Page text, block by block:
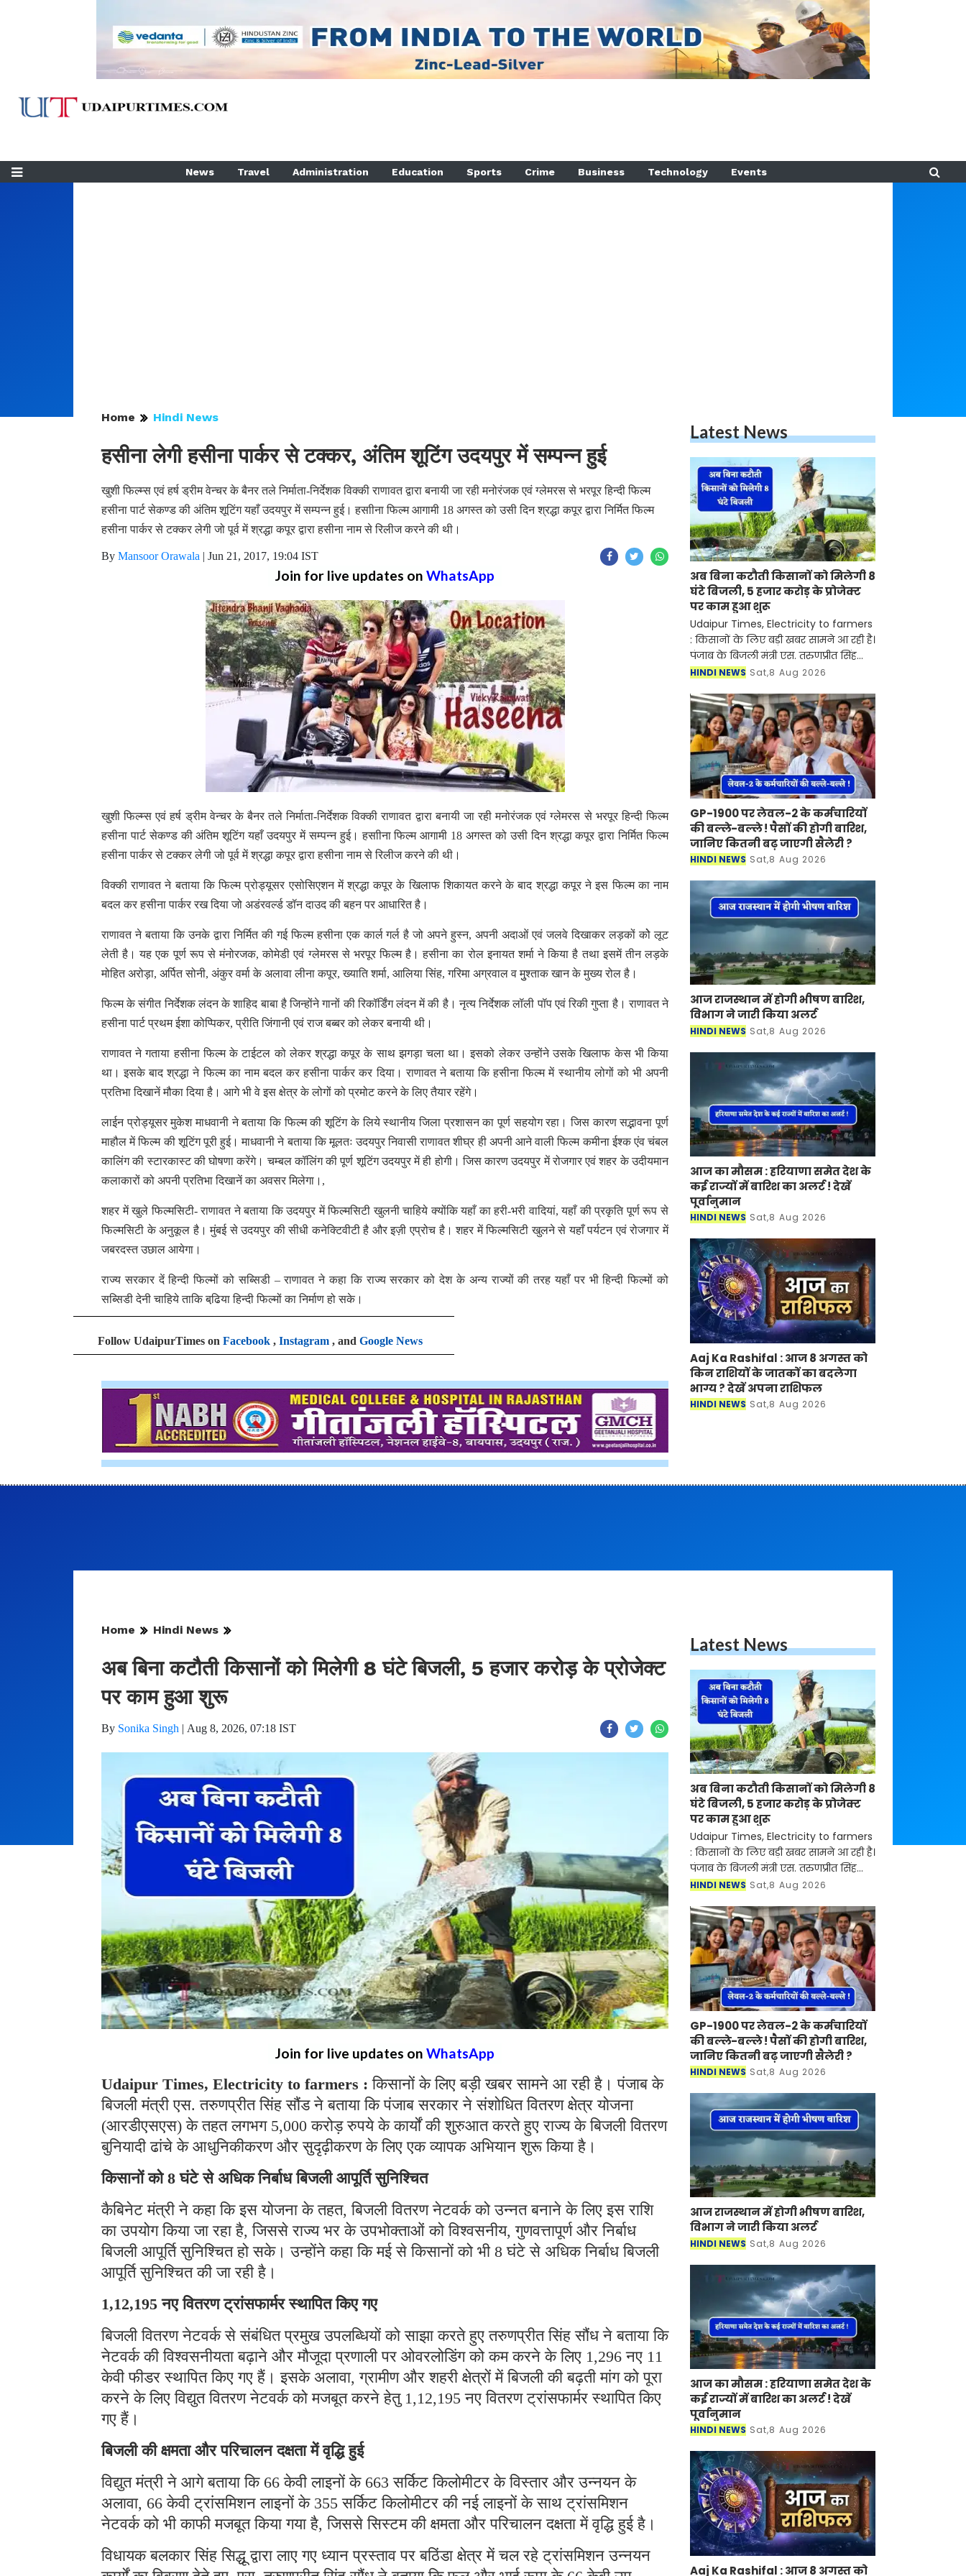
News Travel Administration Education Sports Crime Business Technology Events
Home Hindi News
हसीना लेगी हसीना पार्कर से टक्कर, अंतिम शूटिंग उदयपुर में सम्पन्न हुई
खुशी फिल्म्स एवं हर्ष ड्रीम वेन्चर के बैनर तले निर्माता-निर्देशक विक्की राणावत द्वारा बनायी जा रही मनोरंजक एवं ग्लेमरस से भरपूर हिन्दी फिल्म
हसीना पार्ट सेकण्ड की अंतिम शूटिंग यहाँ उदयपुर में सम्पन्न हुई। हसाीना फिल्म आगामी 18 अगस्त को उसी दिन श्रद्धा कपूर द्वारा निर्मित फिल्म
हसीना पार्कर से टक्कर लेगी जो पूर्व में श्रद्धा कपूर द्वारा हसीना नाम से रिलीज करने की थी।
By Mansoor Orawala | Jun 21, 2017, 19:04 IST
Join for live updates on WhatsApp
खुशी फिल्म्स एवं हर्ष ड्रीम वेन्चर के बैनर तले निर्माता-निर्देशक विक्की राणावत द्वारा बनायी जा रही मनोरंजक एवं ग्लेमरस से भरपूर हिन्दी फिल्म
हसीना पार्ट सेकण्ड की अंतिम शूटिंग यहाँ उदयपुर में सम्पन्न हुई। हसाीना फिल्म आगामी 18 अगस्त को उसी दिन श्रद्धा कपूर द्वारा निर्मित फिल्म
हसीना पार्कर से टक्कर लेगी जो पूर्व में श्रद्धा कपूर द्वारा हसीना नाम से रिलीज करने की थी।
विक्की राणावत ने बताया कि फिल्म प्रोड्यूसर एसोसिएशन में श्रद्धा कपूर के खिलाफ शिकायत करने के बाद श्रद्धा कपूर ने इस फिल्म का नाम
बदल कर हसीना पार्कर रख दिया जो अडंरवर्ल्ड डॉन दाउद की बहन पर आधारित है।
राणावत ने बताया कि उनके द्वारा निर्मित की गई फिल्म हसीना एक कार्ल गर्ल है जो अपने हुस्न, अपनी अदाओं एवं जलवे दिखाकर लड़कों कोे लूट
लेती है। यह एक पूर्ण रूप से मंनोरजक, कोमेडी एवं ग्लेमरस से भरपूर फिल्म है। हसीना का रोल इनायत शर्मा ने किया है तथा इसमें तीन लड़के
मोहित अरोड़ा, अर्पित सोनी, अंकुर वर्मा के अलावा लीना कपूर, ख्याति शर्मा, आलिया सिंह, गरिमा अग्रवाल व मुुश्ताक खान के मुख्य रोल है।
फिल्म के संगीत निर्देशक लंदन के शाहिद बाबा है जिन्होंने गानों की रिकॉर्डिंग लंदन में की है। नृत्य निर्देशक लॉली पॉप एवं रिकी गुप्ता है। राणावत ने
हसीना पार्ट प्रथम ईशा कोप्पिकर, प्रीति जिंगानी एवं राज बब्बर को लेकर बनायी थी।
राणावत ने गताया हसीना फिल्म के टाईटल को लेकर श्रद्धा कपूर के साथ झगड़ा चला था। इसको लेकर उन्होंने उसके खिलाफ केस भी किया
था। इसके बाद श्रद्धा ने फिल्म का नाम बदल कर हसीना पार्कर कर दिया। राणावत ने बताया कि हसीना फिल्म में स्थानीय लोगों को भी अपनी
प्रतिभा दिखानें मौका दिया है। आगे भी वे इस क्षेत्र के लोगों को प्रमोट करने के लिए तैयार रहेंगे।
लाईन प्रोड्यूसर मुकेश माधवानी ने बताया कि फिल्म की शूटिंग के लिये स्थानीय जिला प्रशासन का पूर्ण सहयोग रहा। जिस कारण सद्भावना पूर्ण
माहौल में फिल्म की शूटिंग पूरी हुई। माधवानी ने बताया कि मूलतः उदयपुर निवासी राणावत शीघ्र ही अपनी आने वाली फिल्म कमीना ईश्क एंव चंबल
कालिंग की स्टारकास्ट की घोषणा करेंगे। चम्बल कॉलिंग की पूर्ण शूटिंग उदयपुर में ही होगी। जिस कारण उदयपुर में रोजगार एवं शहर के उदीयमान
कलाकारों को अपनी प्रतिभा दिखानें का अवसर मिलेगा।,
शहर में खुले फिल्मसिटी- राणावत ने बताया कि उदयपुर में फिल्मसिटी खुलनी चाहिये क्योंकि यहाँ का हरी-भरी वादियां, यहाँ की प्रकृति पूर्ण रूप से
फिल्मसिटी के अनुकूल है। मुंबई से उदयपुर की सीधी कनेक्टिवीटी है और इज़ी एप्रोच है। शहर में फिल्मसिटी खुलने से यहाँ पर्यटन एवं रोजगार में
जबरदस्त उछाल आयेगा।
राज्य सरकार दें हिन्दी फिल्मों को सब्सिडी – राणावत ने कहा कि राज्य सरकार को देश के अन्य राज्यों की तरह यहाँ पर भी हिन्दी फिल्मों को
सब्सिडी देनी चाहिये ताकि बढि़या हिन्दी फिल्मों का निर्माण हो सके।
Follow UdaipurTimes on Facebook , Instagram , and Google News
Latest News
अब बिना कटौती किसानों को मिलेगी 8
घंटे बिजली, 5 हजार करोड़ के प्रोजेक्ट
पर काम हुआ शुरू
Udaipur Times, Electricity to farmers
: किसानों के लिए बड़ी खबर सामने आ रही है।
पंजाब के बिजली मंत्री एस. तरुणप्रीत सिंह
सौंड ने बताया कि पंजाब सरकार ने संशोधित
ल
HINDI NEWS Sat,8 Aug 2026
GP-1900 पर लेवल-2 के कर्मचारियों
की बल्ले-बल्ले ! पैसों की होगी बारिश,
जानिए कितनी बढ़ जाएगी सैलेरी ?
HINDI NEWS Sat,8 Aug 2026
आज राजस्थान में होगी भीषण बारिश,
विभाग ने जारी किया अलर्ट
HINDI NEWS Sat,8 Aug 2026
आज का मौसम : हरियाणा समेत देश के
कई राज्यों में बारिश का अलर्ट ! देखें
पूर्वानुमान
HINDI NEWS Sat,8 Aug 2026
Aaj Ka Rashifal : आज 8 अगस्त को
किन राशियों के जातकों का बदलेगा
भाग्य ? देखें अपना राशिफल
HINDI NEWS Sat,8 Aug 2026
Home Hindi News
अब बिना कटौती किसानों को मिलेगी 8 घंटे बिजली, 5 हजार करोड़ के प्रोजेक्ट
पर काम हुआ शुरू
By Sonika Singh | Aug 8, 2026, 07:18 IST
Join for live updates on WhatsApp
Udaipur Times, Electricity to farmers : किसानों के लिए बड़ी खबर सामने आ रही है। पंजाब के
बिजली मंत्री एस. तरुणप्रीत सिंह सौंड ने बताया कि पंजाब सरकार ने संशोधित वितरण क्षेत्र योजना
(आरडीएसएस) के तहत लगभग 5,000 करोड़ रुपये के कार्यों की शुरुआत करते हुए राज्य के बिजली वितरण
बुनियादी ढांचे के आधुनिकीकरण और सुदृढ़ीकरण के लिए एक व्यापक अभियान शुरू किया है।
किसानों को 8 घंटे से अधिक निर्बाध बिजली आपूर्ति सुनिश्चित
कैबिनेट मंत्री ने कहा कि इस योजना के तहत, बिजली वितरण नेटवर्क को उन्नत बनाने के लिए इस राशि
का उपयोग किया जा रहा है, जिससे राज्य भर के उपभोक्ताओं को विश्वसनीय, गुणवत्तापूर्ण और निर्बाध
बिजली आपूर्ति सुनिश्चित हो सके। उन्होंने कहा कि मई से किसानों को भी 8 घंटे से अधिक निर्बाध बिजली
आपूर्ति सुनिश्चित की जा रही है।
1,12,195 नए वितरण ट्रांसफार्मर स्थापित किए गए
बिजली वितरण नेटवर्क से संबंधित प्रमुख उपलब्धियों को साझा करते हुए तरुणप्रीत सिंह सौंध ने बताया कि
नेटवर्क की विश्वसनीयता बढ़ाने और मौजूदा प्रणाली पर ओवरलोडिंग को कम करने के लिए 1,296 नए 11
केवी फीडर स्थापित किए गए हैं। इसके अलावा, ग्रामीण और शहरी क्षेत्रों में बिजली की बढ़ती मांग को पूरा
करने के लिए विद्युत वितरण नेटवर्क को मजबूत करने हेतु 1,12,195 नए वितरण ट्रांसफार्मर स्थापित किए
गए हैं।
बिजली की क्षमता और परिचालन दक्षता में वृद्धि हुई
विद्युत मंत्री ने आगे बताया कि 66 केवी लाइनों के 663 सर्किट किलोमीटर के विस्तार और उन्नयन के
अलावा, 66 केवी ट्रांसमिशन लाइनों के 355 सर्किट किलोमीटर की नई लाइनों के साथ ट्रांसमिशन
नेटवर्क को भी काफी मजबूत किया गया है, जिससे सिस्टम की क्षमता और परिचालन दक्षता में वृद्धि हुई है।
विधायक बलकार सिंह सिद्धू द्वारा लाए गए ध्यान प्रस्ताव पर बठिंडा क्षेत्र में चल रहे ट्रांसमिशन उन्नयन
Latest News
अब बिना कटौती किसानों को मिलेगी 8
घंटे बिजली, 5 हजार करोड़ के प्रोजेक्ट
पर काम हुआ शुरू
Udaipur Times, Electricity to farmers
: किसानों के लिए बड़ी खबर सामने आ रही है।
पंजाब के बिजली मंत्री एस. तरुणप्रीत सिंह
सौंड ने बताया कि पंजाब सरकार ने संशोधित
ल
HINDI NEWS Sat,8 Aug 2026
GP-1900 पर लेवल-2 के कर्मचारियों
की बल्ले-बल्ले ! पैसों की होगी बारिश,
जानिए कितनी बढ़ जाएगी सैलेरी ?
HINDI NEWS Sat,8 Aug 2026
आज राजस्थान में होगी भीषण बारिश,
विभाग ने जारी किया अलर्ट
HINDI NEWS Sat,8 Aug 2026
आज का मौसम : हरियाणा समेत देश के
कई राज्यों में बारिश का अलर्ट ! देखें
पूर्वानुमान
HINDI NEWS Sat,8 Aug 2026
Aaj Ka Rashifal : आज 8 अगस्त को